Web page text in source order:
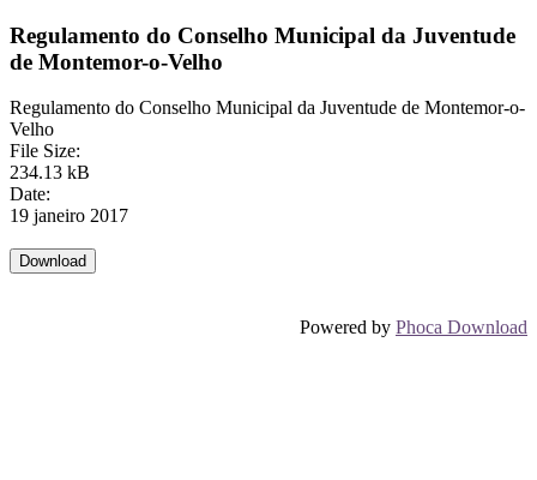
Regulamento do Conselho Municipal da Juventude
de Montemor-o-Velho
Regulamento do Conselho Municipal da Juventude de Montemor-o-
Velho
File Size:
234.13 kB
Date:
19 janeiro 2017
Powered by Phoca Download